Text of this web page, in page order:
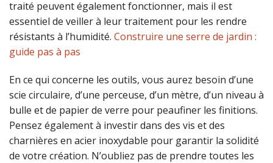
traité peuvent également fonctionner, mais il est
essentiel de veiller à leur traitement pour les rendre
résistants à l’humidité. Construire une serre de jardin :
guide pas à pas
En ce qui concerne les outils, vous aurez besoin d’une
scie circulaire, d’une perceuse, d’un mètre, d’un niveau à
bulle et de papier de verre pour peaufiner les finitions.
Pensez également à investir dans des vis et des
charnières en acier inoxydable pour garantir la solidité
de votre création. N’oubliez pas de prendre toutes les